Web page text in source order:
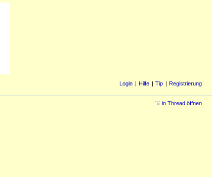
Login Hilfe Tip Registrierung
in Thread öffnen